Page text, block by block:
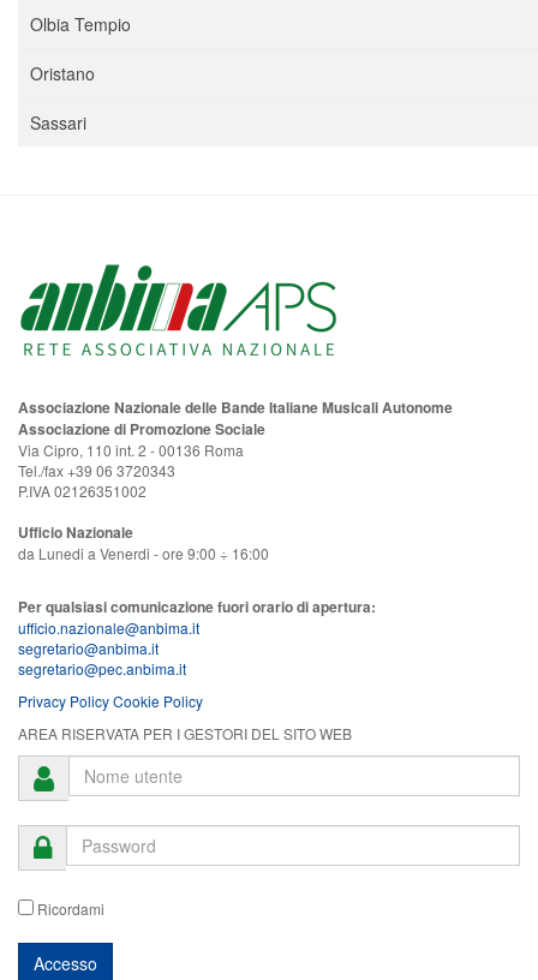
Olbia Tempio
Oristano
Sassari
Associazione Nazionale delle Bande Italiane Musicali Autonome
Associazione di Promozione Sociale
Via Cipro, 110 int. 2 - 00136 Roma
Tel./fax +39 06 3720343
P.IVA 02126351002
Ufficio Nazionale
da Lunedi a Venerdi - ore 9:00 ÷ 16:00
Per qualsiasi comunicazione fuori orario di apertura:
ufficio.nazionale@anbima.it
segretario@anbima.it
segretario@pec.anbima.it
Privacy PolicyCookie Policy
AREA RISERVATA PER I GESTORI DEL SITO WEB
Ricordami